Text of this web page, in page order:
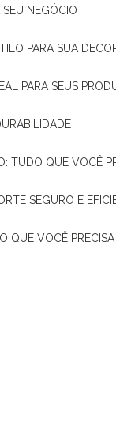
SEU NEGÓCIO
PARA SUA
PARA SEUS
TUDO QUE VOCÊ
SEGURO E
QUE VOCÊ PRECISA